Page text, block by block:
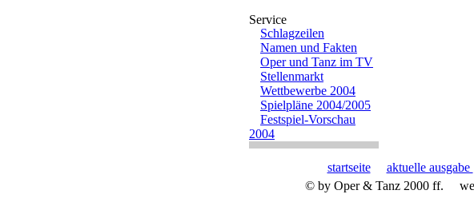
Schlagzeilen
Namen und Fakten
Oper und Tanz im TV
Stellenmarkt
Wettbewerbe 2004
Spielpläne 2004/2005
Festspiel-Vorschau
2004
startseite aktuelle ausgabe
© by Oper & Tanz 2000 ff.